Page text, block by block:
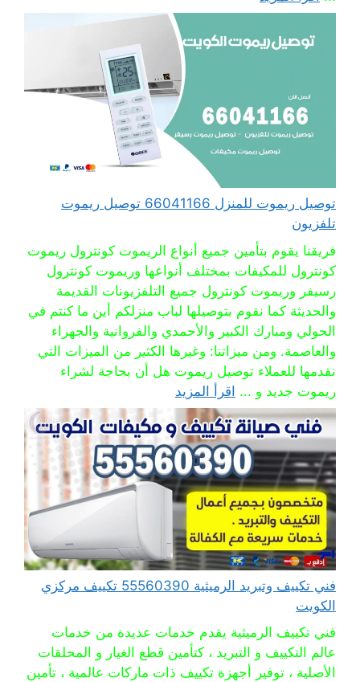
توصيل ريموت للمنزل 66041166 توصيل ريموت
تلفزيون
فريقنا يقوم بتأمين جميع أنواع الريموت كونترول ريموت
كونترول للمكيفات بمختلف أنواعها وريموت كونترول
رسيفر وريموت كونترول جميع التلفزيونات القديمة
والحديثة كما نقوم بتوصيلها لباب منزلكم أين ما كنتم في
الحولي ومبارك الكبير والأحمدي والفروانية والجهراء
والعاصمة. ومن ميزاتنا: وغيرها الكثير من الميزات التي
نقدمها للعملاء توصيل ريموت هل أن بحاجة لشراء
ريموت جديد و ... اقرأ المزيد
فني تكييف وتبريد الرميثية 55560390 تكييف مركزي
الكويت
فني تكييف الرميثية يقدم خدمات عديدة من خدمات
عالم التكييف و التبريد ، كتأمين قطع الغيار و المحلقات
الأصلية ، توفير أجهزة تكييف ذات ماركات عالمية ، تأمين